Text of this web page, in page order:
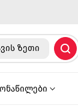
ზეთი